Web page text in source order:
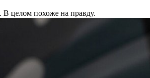
В целом похоже на правду.